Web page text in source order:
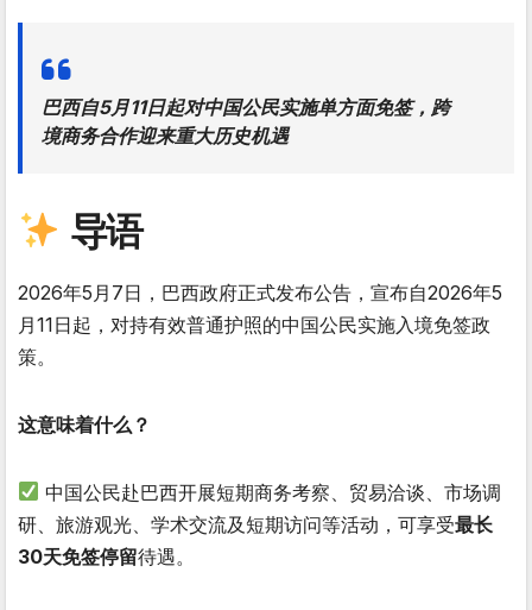
巴西自5月11日起对中国公民实施单方面免签，跨
境商务合作迎来重大历史机遇
导语
2026年5月7日，巴西政府正式发布公告，宣布自2026年5
月11日起，对持有效普通护照的中国公民实施入境免签政
策。
这意味着什么？
中国公民赴巴西开展短期商务考察、贸易洽谈、市场调
研、旅游观光、学术交流及短期访问等活动，可享受最长
30天免签停留待遇。